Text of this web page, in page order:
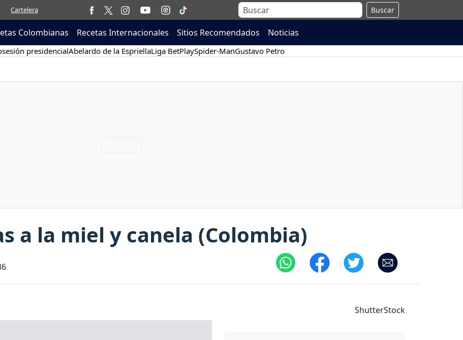
Cartelera Buscar
Colombianas Recetas Internacionales Sitios Recomendados Noticias
presidencialAbelardo de la EspriellaLiga BetPlaySpider-ManGustavo Petro
a la miel y canela (Colombia)
ShutterStock